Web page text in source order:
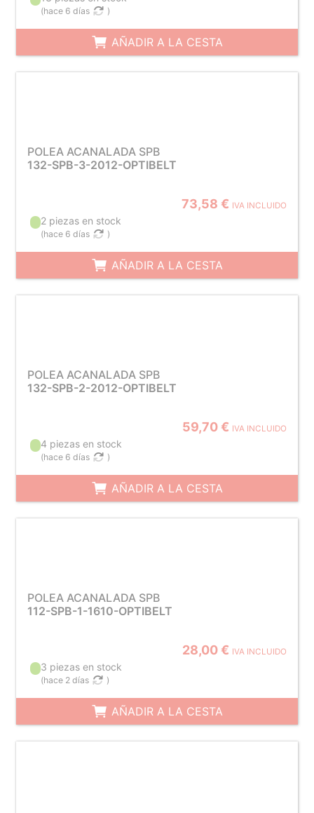
(hace 6 días )
AÑADIR A LA CESTA
POLEA ACANALADA SPB
132-SPB-3-2012-OPTIBELT
73,58 € IVA INCLUIDO
2 piezas en stock
(hace 6 días )
AÑADIR A LA CESTA
POLEA ACANALADA SPB
132-SPB-2-2012-OPTIBELT
59,70 € IVA INCLUIDO
4 piezas en stock
(hace 6 días )
AÑADIR A LA CESTA
POLEA ACANALADA SPB
112-SPB-1-1610-OPTIBELT
28,00 € IVA INCLUIDO
3 piezas en stock
(hace 2 días )
AÑADIR A LA CESTA